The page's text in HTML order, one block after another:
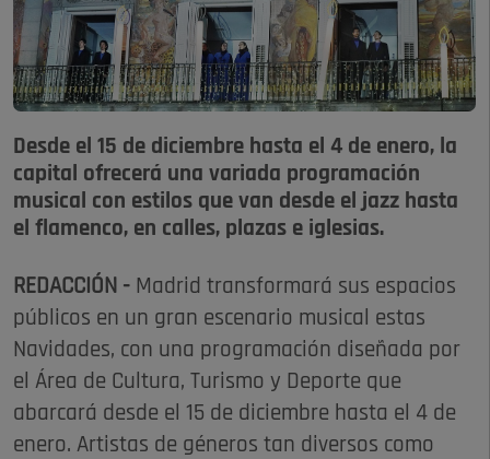
Desde el 15 de diciembre hasta el 4 de enero, la
capital ofrecerá una variada programación
musical con estilos que van desde el jazz hasta
el flamenco, en calles, plazas e iglesias.
REDACCIÓN - Madrid transformará sus espacios
públicos en un gran escenario musical estas
Navidades, con una programación diseñada por
el Área de Cultura, Turismo y Deporte que
abarcará desde el 15 de diciembre hasta el 4 de
enero. Artistas de géneros tan diversos como